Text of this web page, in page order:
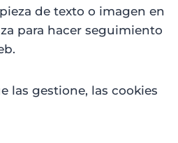
de texto o imagen en
para hacer seguimiento
las gestione, las cookies